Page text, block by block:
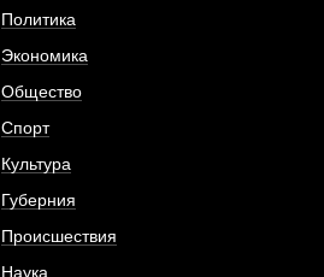
Политика
Экономика
Общество
Спорт
Культура
Губерния
Происшествия
Наука